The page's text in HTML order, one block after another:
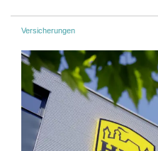
Versicherungen